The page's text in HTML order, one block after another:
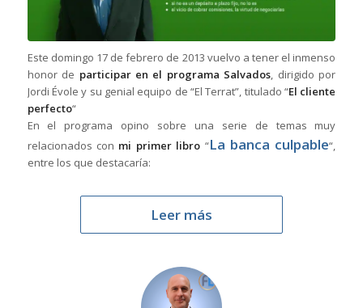
Este domingo 17 de febrero de 2013 vuelvo a tener el inmenso
honor de participar en el programa Salvados, dirigido por
Jordi Évole y su genial equipo de “El Terrat”, titulado “El cliente
perfecto“
En el programa opino sobre una serie de temas muy
relacionados con mi primer libro “La banca culpable“,
entre los que destacaría:
Leer más